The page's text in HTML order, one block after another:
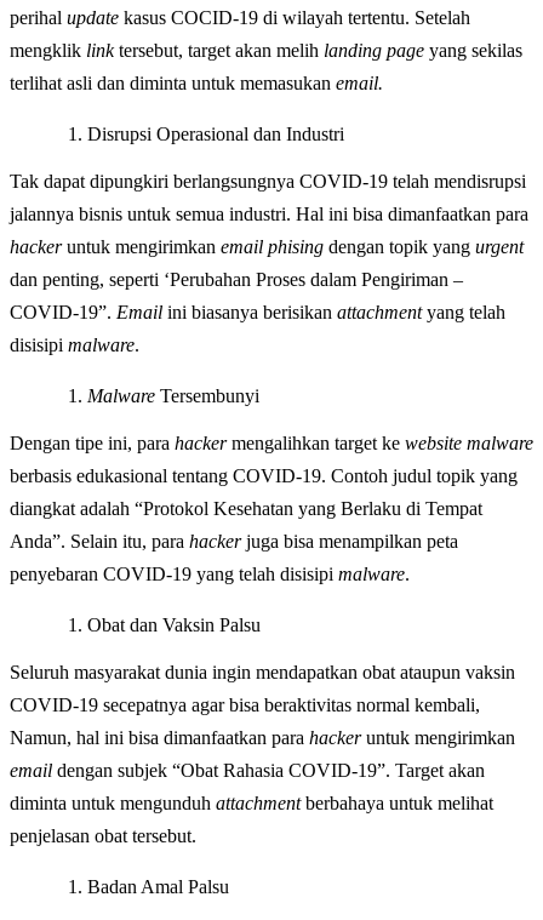
perihal update kasus COCID-19 di wilayah tertentu. Setelah
mengklik linktersebut, target akan melih landing page yang sekilas
terlihat asli dan diminta untuk memasukan email.
Disrupsi Operasional dan Industri
Tak dapat dipungkiri berlangsungnya COVID-19 telah mendisrupsi
jalannya bisnis untuk semua industri. Hal ini bisa dimanfaatkan para
hackeruntuk mengirimkan email phising dengan topik yang urgent
dan penting, seperti ‘Perubahan Proses dalam Pengiriman –
COVID-19”. Email ini biasanya berisikan attachmentyang telah
disisipi malware.
Malware Tersembunyi
Dengan tipe ini, para hackermengalihkan target ke website malware
berbasis edukasional tentang COVID-19. Contoh judul topik yang
diangkat adalah “Protokol Kesehatan yang Berlaku di Tempat
Anda”. Selain itu, para hackerjuga bisa menampilkan peta
penyebaran COVID-19 yang telah disisipi malware.
Obat dan Vaksin Palsu
Seluruh masyarakat dunia ingin mendapatkan obat ataupun vaksin
COVID-19 secepatnya agar bisa beraktivitas normal kembali,
Namun, hal ini bisa dimanfaatkan para hackeruntuk mengirimkan
email dengan subjek “Obat Rahasia COVID-19”. Target akan
diminta untuk mengunduh attachmentberbahaya untuk melihat
penjelasan obat tersebut.
Badan Amal Palsu